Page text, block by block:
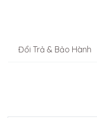
Đổi Trả & Bảo Hành